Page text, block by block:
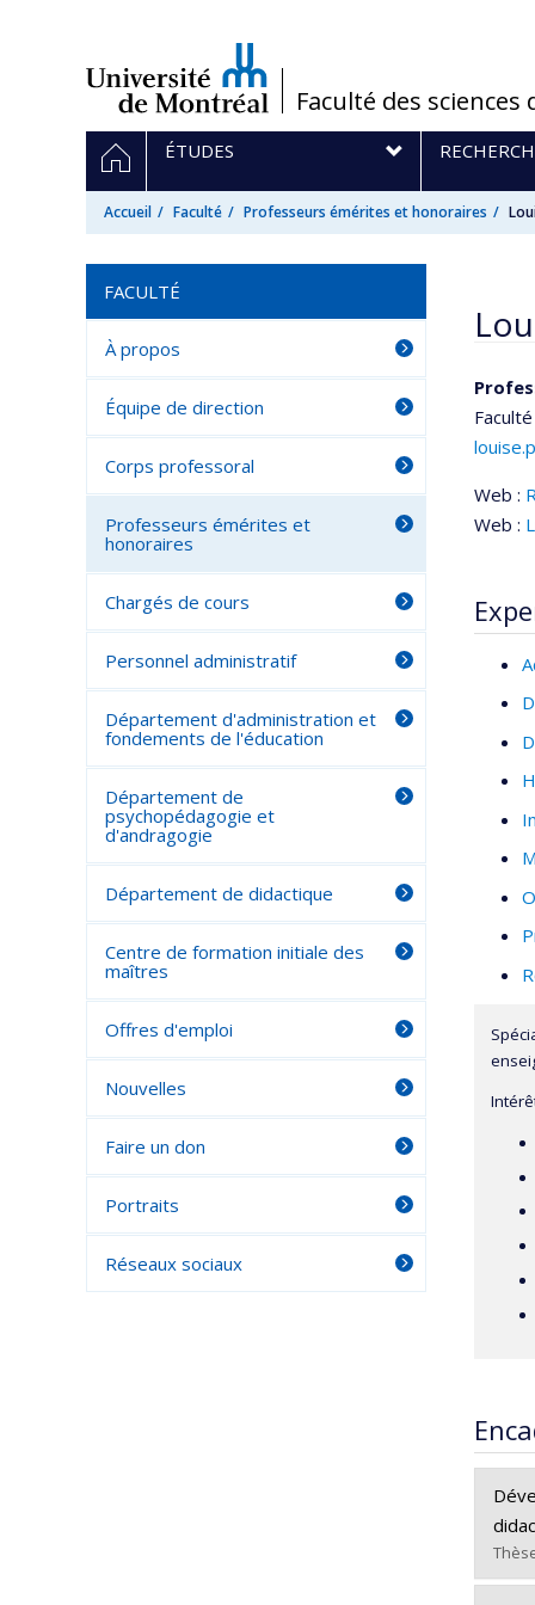
/Faculté des sciences
Navigation
principale
ACCUEIL
ÉTUDES
Accueil Faculté Professeurs émérites et honoraires
Web :
Web :
FACULTÉ
À propos
Équipe de direction
Corps professoral
Professeurs émérites et
honoraires
Chargés de cours
Personnel administratif
Département d'administration et
fondements de l'éducation
Département de
psychopédagogie et
d'andragogie
Département de didactique
Centre de formation initiale des
maîtres
Offres d'emploi
Nouvelles
Faire un don
Portraits
Réseaux sociaux